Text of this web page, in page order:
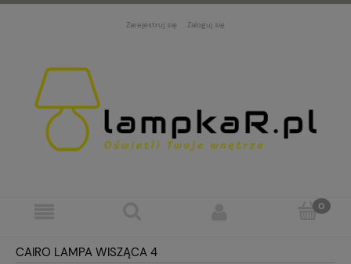
Zarejestruj się Zaloguj się
CAIRO LAMPA WISZĄCA 4